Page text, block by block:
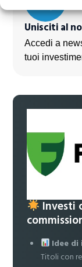
Unisciti al
Accedi a
tuoi
Investi
Idee
Titoli con